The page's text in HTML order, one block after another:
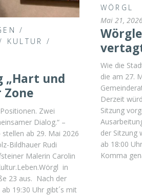
/
KULTUR
/
„Hart und
Zone
Zwei
Dialog.“ –
ab 29. Mai 2026
Bildhauer Rudi
Malerin Carolin
in
23 aus. Nach der
19:30 Uhr gibt´s mit
WÖRGL
Mai 21,
Wie die
die am 27.
Derzeit
Sitzung
der Sitzung
ab 18:00
Komma